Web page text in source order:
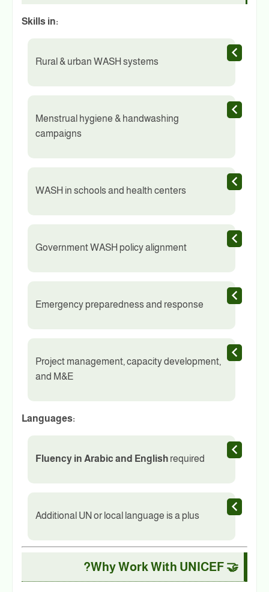
Skills in:
Rural & urban WASH systems
Menstrual hygiene & handwashing
campaigns
WASH in schools and health centers
Government WASH policy alignment
Emergency preparedness and response
Project management, capacity development,
and M&E
Languages:
Fluency in Arabic and English required
Additional UN or local language is a plus
🤝 Why Work With UNICEF?